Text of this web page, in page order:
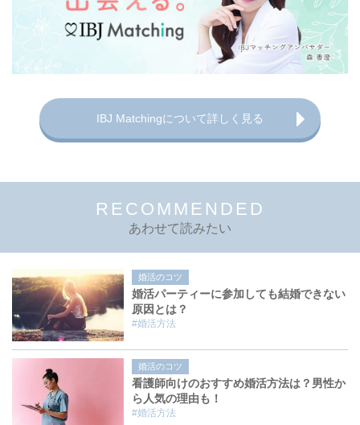
IBJ Matchingについて詳しく見る
RECOMMENDED
あわせて読みたい
婚活のコツ
婚活パーティーに参加しても結婚できない
原因とは？
#婚活方法
婚活のコツ
看護師向けのおすすめ婚活方法は？男性か
ら人気の理由も！
#婚活方法